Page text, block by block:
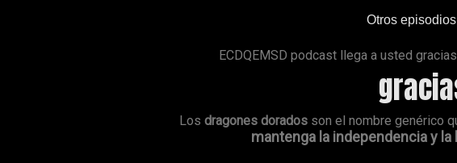
Otros
ECDQEMSD podcast llega a usted
Los dragones doradosson el nombre genérico
mantenga la independencia y